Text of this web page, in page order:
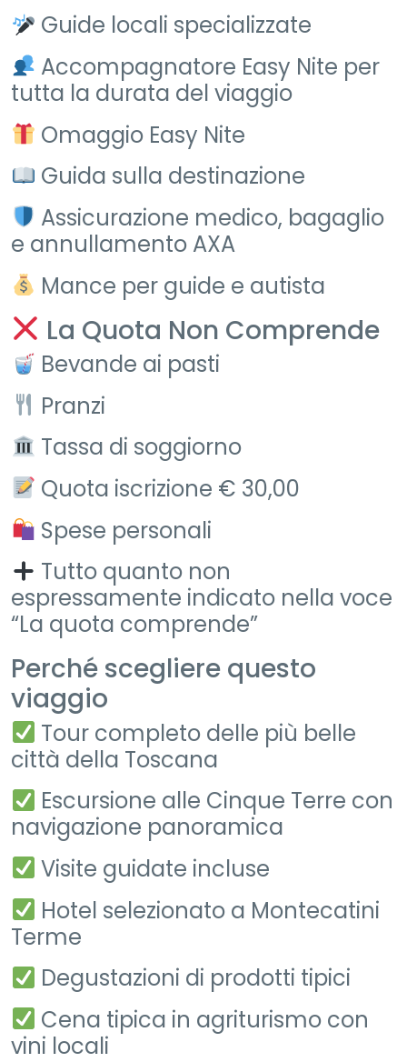
Guide locali specializzate
Accompagnatore Easy Nite per
tutta la durata del viaggio
Omaggio Easy Nite
Guida sulla destinazione
Assicurazione medico, bagaglio
e annullamento AXA
Mance per guide e autista
La Quota Non Comprende
Bevande ai pasti
Pranzi
Tassa di soggiorno
Quota iscrizione € 30,00
Spese personali
Tutto quanto non
espressamente indicato nella voce
“La quota comprende”
Perché scegliere questo
viaggio
Tour completo delle più belle
città della Toscana
Escursione alle Cinque Terre con
navigazione panoramica
Visite guidate incluse
Hotel selezionato a Montecatini
Terme
Degustazioni di prodotti tipici
Cena tipica in agriturismo con
vini locali